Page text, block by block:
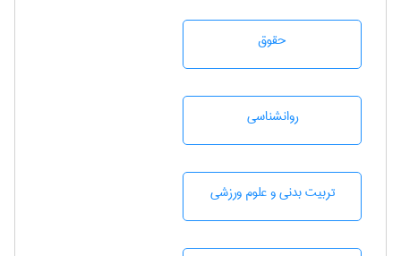
حقوق
روانشناسی
تربيت بدنی و علوم ورزشی